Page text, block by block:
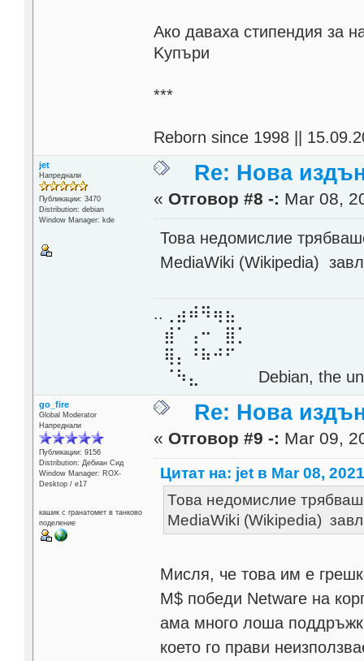
Aко даваха стипендия за
Kупъри
***
Reborn since 1998 ||
jet
Напреднали
Публикации: 3470
Distribution: debian
Window Manager: kde
Re: Нова
« Отговор #8 -: Mar 08,
Това недомислие
MediaWiki (Wikipedia)
..⢀⣴⠾⠻⢶⣦⠀
⣾⠁⢠⠒⠀⣿⡁
⢿⡄⠘⠷⠚⠋
⠈⠳⣄⠀⠀⠀⠀ Debian, the
go_fire
Global Moderator
Напреднали
Публикации: 9156
Distribution: Дебиан Сид
Window Manager: ROX-
Desktop / е17
кашик с гранатомет в танково
поделение
Re: Нова
« Отговор #9 -: Mar 09,
Цитат на: jet в Mar 08,
Това недомислие
MediaWiki (Wikipedia)
Мисля, че това им е
М$ победи Netware на
ама много лоша
което го прави